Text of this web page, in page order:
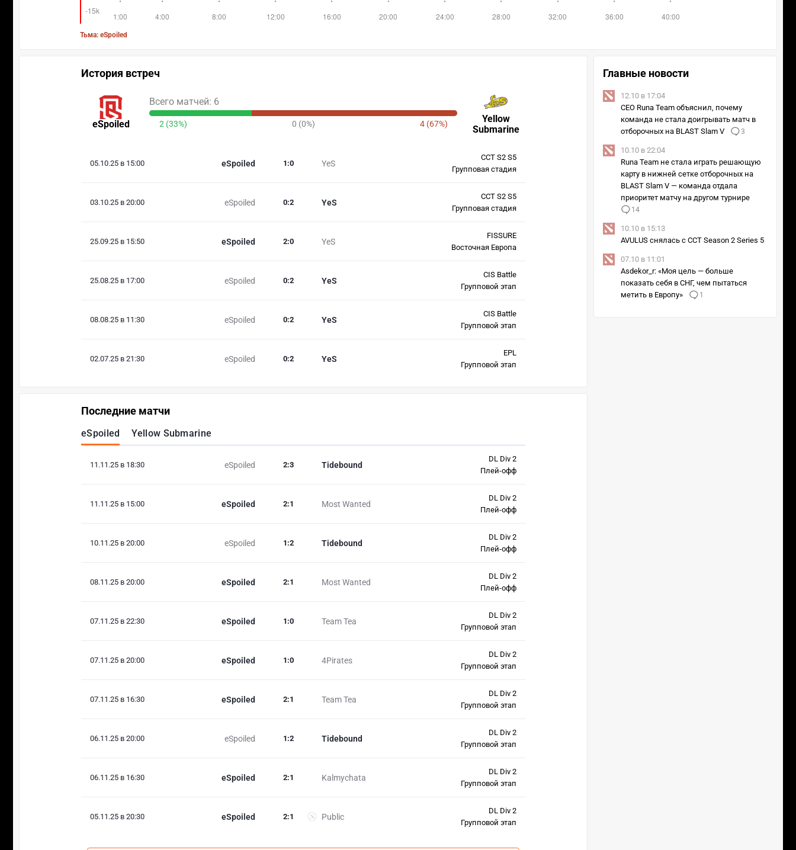
Тьма: eSpoiled
История встреч
eSpoiled
Yellow
Submarine
Всего матчей: 6
2 (33%) 0 (0%) 4 (67%)
05.10.25 в 15:00 eSpoiled YeS
1 :0
CCT S2 S5
Групповая стадия
03.10.25 в 20:00 eSpoiled YeS
0:2
CCT S2 S5
Групповая стадия
25.09.25 в 15:50 eSpoiled YeS
2:0
FISSURE
Восточная Европа
25.08.25 в 17:00 eSpoiled YeS
0:2
CIS Battle
Групповой этап
08.08.25 в 11:30 eSpoiled YeS
0:2
CIS Battle
Групповой этап
02.07.25 в 21:30 eSpoiled YeS
0:2
EPL
Групповой этап
Последние матчи
eSpoiled Yellow Submarine
11.11.25 в 18:30 eSpoiled Tidebound
2:3
DL Div 2
Плей-офф
11.11.25 в 15:00 eSpoiled Most Wanted
2:1
DL Div 2
Плей-офф
10.11.25 в 20:00 eSpoiled Tidebound
1 :2
DL Div 2
Плей-офф
08.11.25 в 20:00 eSpoiled Most Wanted
2:1
DL Div 2
Плей-офф
07.11.25 в 22:30 eSpoiled Team Tea
1 :0
DL Div 2
Групповой этап
07.11.25 в 20:00 eSpoiled 4Pirates
1 :0
DL Div 2
Групповой этап
07.11.25 в 16:30 eSpoiled Team Tea
2:1
DL Div 2
Групповой этап
06.11.25 в 20:00 eSpoiled Tidebound
1 :2
DL Div 2
Групповой этап
06.11.25 в 16:30 eSpoiled Kalmychata
2:1
DL Div 2
Групповой этап
05.11.25 в 20:30 eSpoiled Public
2:1
DL Div 2
Групповой этап
Главные новости
12.10 в 17:04
CEO Runa Team объяснил, почему
команда не стала доигрывать матч в
отборочных на BLAST Slam V
3
10.10 в 22:04
Runa Team не стала играть решающую
карту в нижней сетке отборочных на
BLAST Slam V — команда отдала
приоритет матчу на другом турнире
14
10.10 в 15:13
AVULUS снялась с CCT Season 2 Series 5
07.10 в 11:01
Asdekor_r: «Моя цель — больше
показать себя в СНГ, чем пытаться
метить в Европу»
1